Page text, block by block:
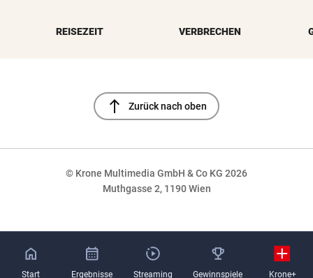
REISEZEIT VERBRECHEN
north Zurück nach oben
© Krone Multimedia GmbH & Co KG 2026
Muthgasse 2, 1190 Wien
Start Ergebnisse Streaming Gewinnspiele Krone+
NaN%